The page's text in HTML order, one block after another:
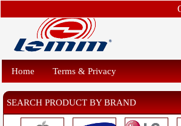
Home Terms & Privacy
SEARCH PRODUCT BY BRAND